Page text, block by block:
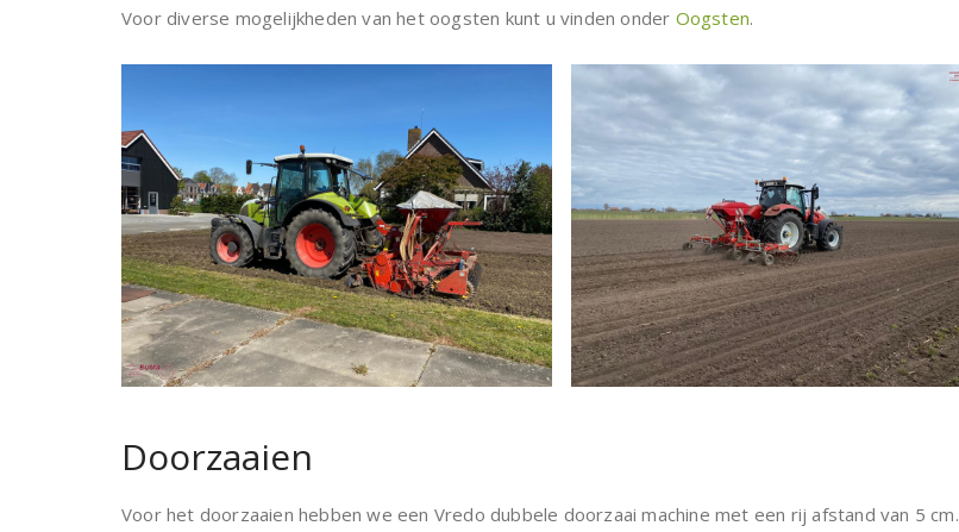
Voor diverse mogelijkheden van het oogsten kunt u vinden onder Oogsten.
Doorzaaien
Voor het doorzaaien hebben we een Vredo dubbele doorzaai machine met een rij afstand van 5 cm.